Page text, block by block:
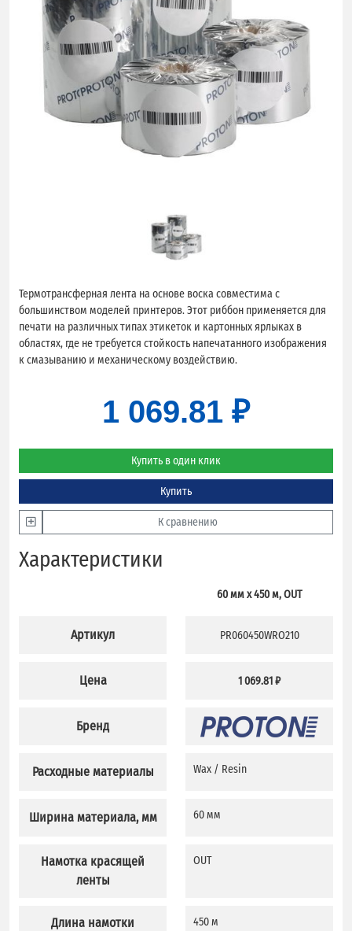
Термотрансферная лента на основе воска совместима с
большинством моделей принтеров. Этот риббон применяется для
печати на различных типах этикеток и картонных ярлыках в
областях, где не требуется стойкость напечатанного изображения
к смазыванию и механическому воздействию.
1 069.81 ₽
Купить в один клик
Купить
К сравнению
Характеристики
Артикул
Цена
Бренд
Расходные материалы
Ширина материала, мм
Намотка красящей
ленты
Длина намотки
60 мм х 450 м, OUT
PR060450WRO210
1 069.81 ₽
Wax / Resin
60 мм
OUT
450 м